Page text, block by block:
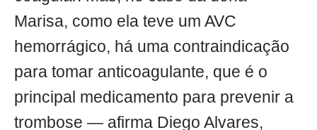
Marisa, como ela teve um AVC
hemorrágico, há uma contraindicação
para tomar anticoagulante, que é o
principal medicamento para prevenir a
trombose — afirma Diego Alvares,